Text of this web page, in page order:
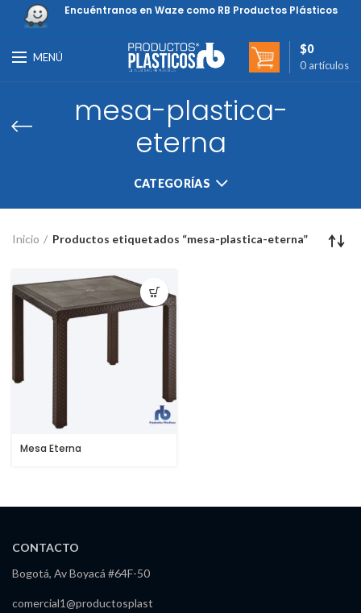
Encuéntranos en Waze como RB Productos Plásticos
MENÚ
0 artículos
$0
mesa-plastica-
eterna
CATEGORÍAS
Inicio Productos etiquetados “mesa-plastica-eterna”
Mesa Eterna
CONTACTO
Bogotá, Av Boyacá #64F-50
comercial1@productosplast